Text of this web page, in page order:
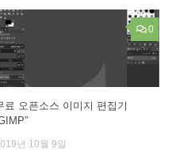
0
료 오픈소스 이미지 편집기
년 10월 9일